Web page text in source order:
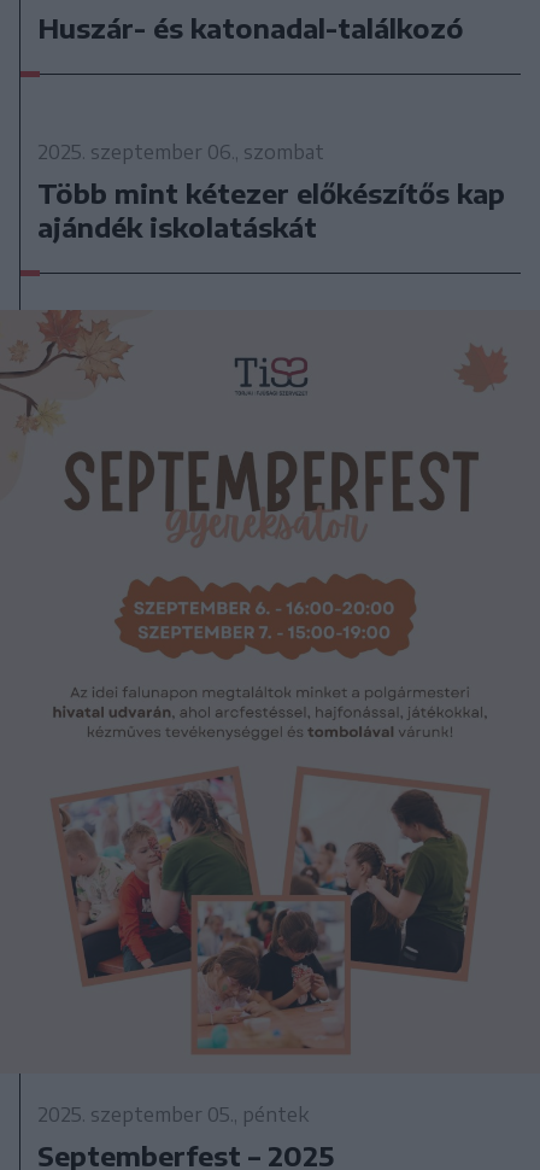
Huszár- és katonadal-találkozó
2025. szeptember 06., szombat
Több mint kétezer előkészítős kap
ajándék iskolatáskát
2025. szeptember 05., péntek
Septemberfest – 2025